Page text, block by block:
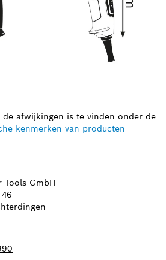
afwijkingen is te vinden onder de
kenmerken van producten
GmbH